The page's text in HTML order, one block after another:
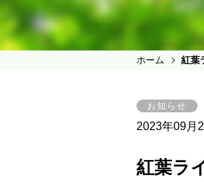
ホーム 紅葉
お知らせ
2023年09月
紅葉ラ